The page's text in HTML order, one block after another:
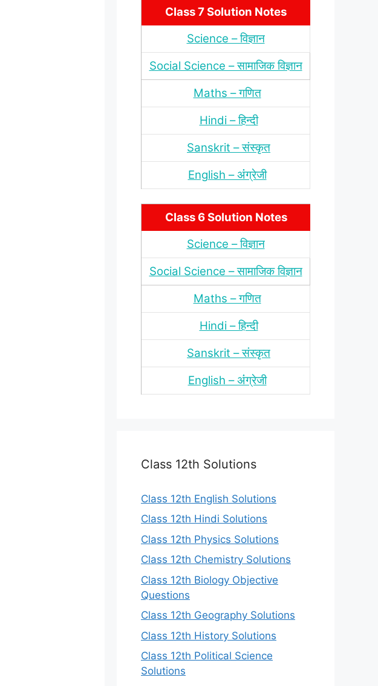
Class 7 Solution Notes
Science – विज्ञान
Social Science – सामाजिक विज्ञान
Maths – गणित
Hindi – हिन्‍दी
Sanskrit – संस्‍कृत
English – अंंग्रेजी
Class 6 Solution Notes
Science – विज्ञान
Social Science – सामाजिक विज्ञान
Maths – गणित
Hindi – हिन्‍दी
Sanskrit – संस्‍कृत
English – अंंग्रेजी
Class 12th Solutions
Class 12th English Solutions
Class 12th Hindi Solutions
Class 12th Physics Solutions
Class 12th Chemistry Solutions
Class 12th Biology Objective
Questions
Class 12th Geography Solutions
Class 12th History Solutions
Class 12th Political Science
Solutions